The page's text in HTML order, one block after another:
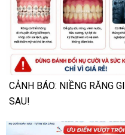
CẢNH BÁO: NIỀNG RĂNG
SAU!